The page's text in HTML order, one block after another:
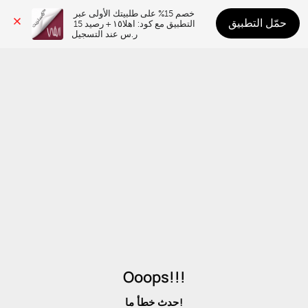
ر.س عند التسجيل
حمّل التطبيق
Ooops!!!
حدث خطأ ما!